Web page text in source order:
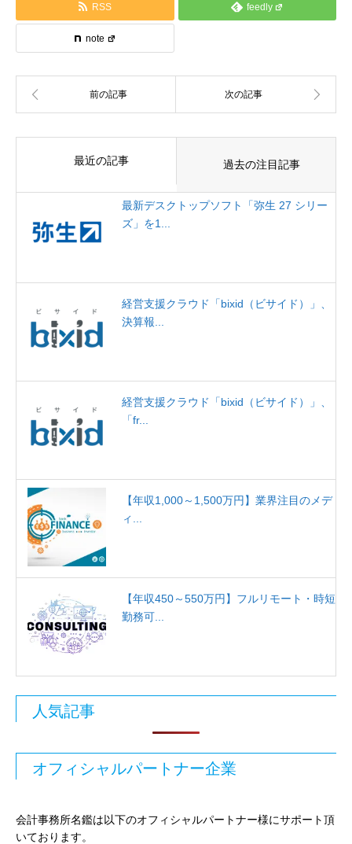
RSS feedly
note
最近の記事 過去の注目記事
最新デスクトップソフト「弥生 27 シリー
ズ」を1...
経営支援クラウド「bixid（ビサイド）」、
決算報...
経営支援クラウド「bixid（ビサイド）」、
「fr...
【年収1,000～1,500万円】業界注目のメデ
ィ...
【年収450～550万円】フルリモート・時短
勤務可...
人気記事
オフィシャルパートナー企業
会計事務所名鑑は以下のオフィシャルパートナー様にサポート頂
いております。